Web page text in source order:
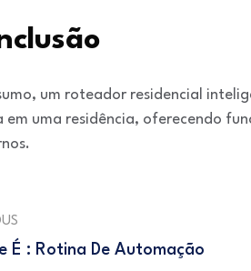
um roteador residencial
em uma residência, oferecendo
É : Rotina De Automação